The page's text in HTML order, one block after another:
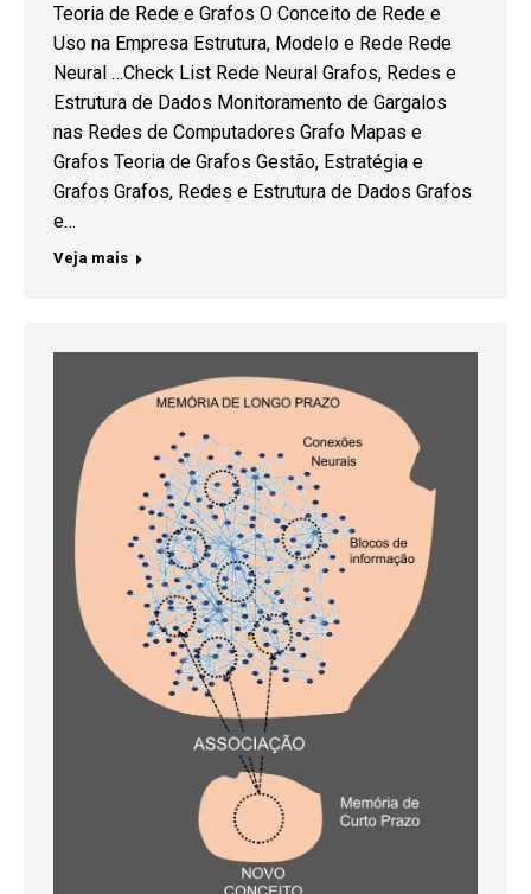
Teoria de Rede e Grafos O Conceito de Rede e
Uso na Empresa Estrutura, Modelo e Rede Rede
Neural …Check List Rede Neural Grafos, Redes e
Estrutura de Dados Monitoramento de Gargalos
nas Redes de Computadores Grafo Mapas e
Grafos Teoria de Grafos Gestão, Estratégia e
Grafos Grafos, Redes e Estrutura de Dados Grafos
e…
Veja mais